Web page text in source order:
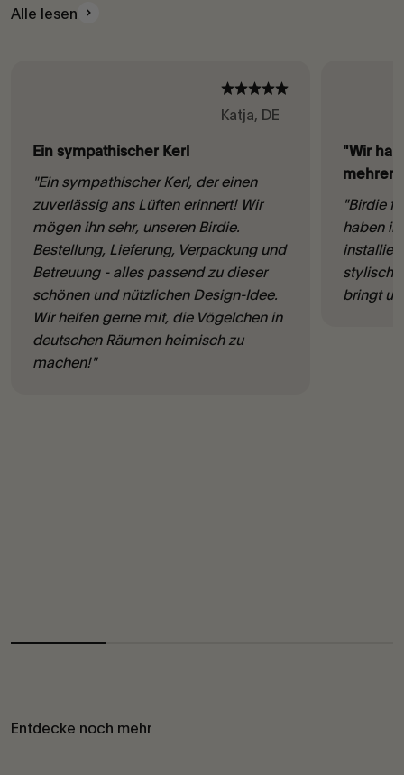
Alle lesen
Katja, DE
Ein sympathischer Kerl
"Ein sympathischer Kerl, der einen
zuverlässig ans Lüften erinnert! Wir
mögen ihn sehr, unseren Birdie.
Bestellung, Lieferung, Verpackung und
Betreuung - alles passend zu dieser
schönen und nützlichen Design-Idee.
Wir helfen gerne mit, die Vögelchen in
deutschen Räumen heimisch zu
machen!"
"Wir
"Birdie
haben
stylisch,
bringt
Entdecke noch mehr